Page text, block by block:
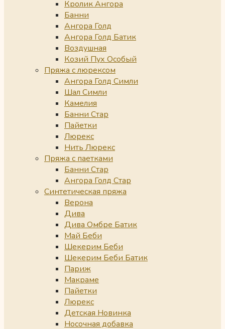
Кролик Ангора
Банни
Ангора Голд
Ангора Голд Батик
Воздушная
Козий Пух Особый
Пряжа с люрексом
Ангора Голд Симли
Шал Симли
Камелия
Банни Стар
Пайетки
Люрекс
Нить Люрекс
Пряжа с паетками
Банни Стар
Ангора Голд Стар
Синтетическая пряжа
Верона
Дива
Дива Омбре Батик
Май Беби
Шекерим Беби
Шекерим Беби Батик
Париж
Макраме
Пайетки
Люрекс
Детская Новинка
Носочная добавка